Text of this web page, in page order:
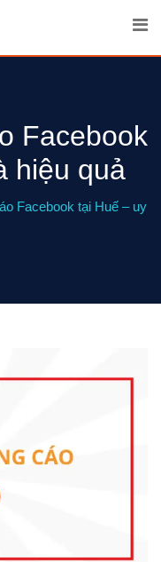
Facebook
hiệu quả
Facebook tại Huế – uy